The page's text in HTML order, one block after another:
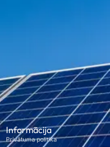
Informācija
Privātuma politika